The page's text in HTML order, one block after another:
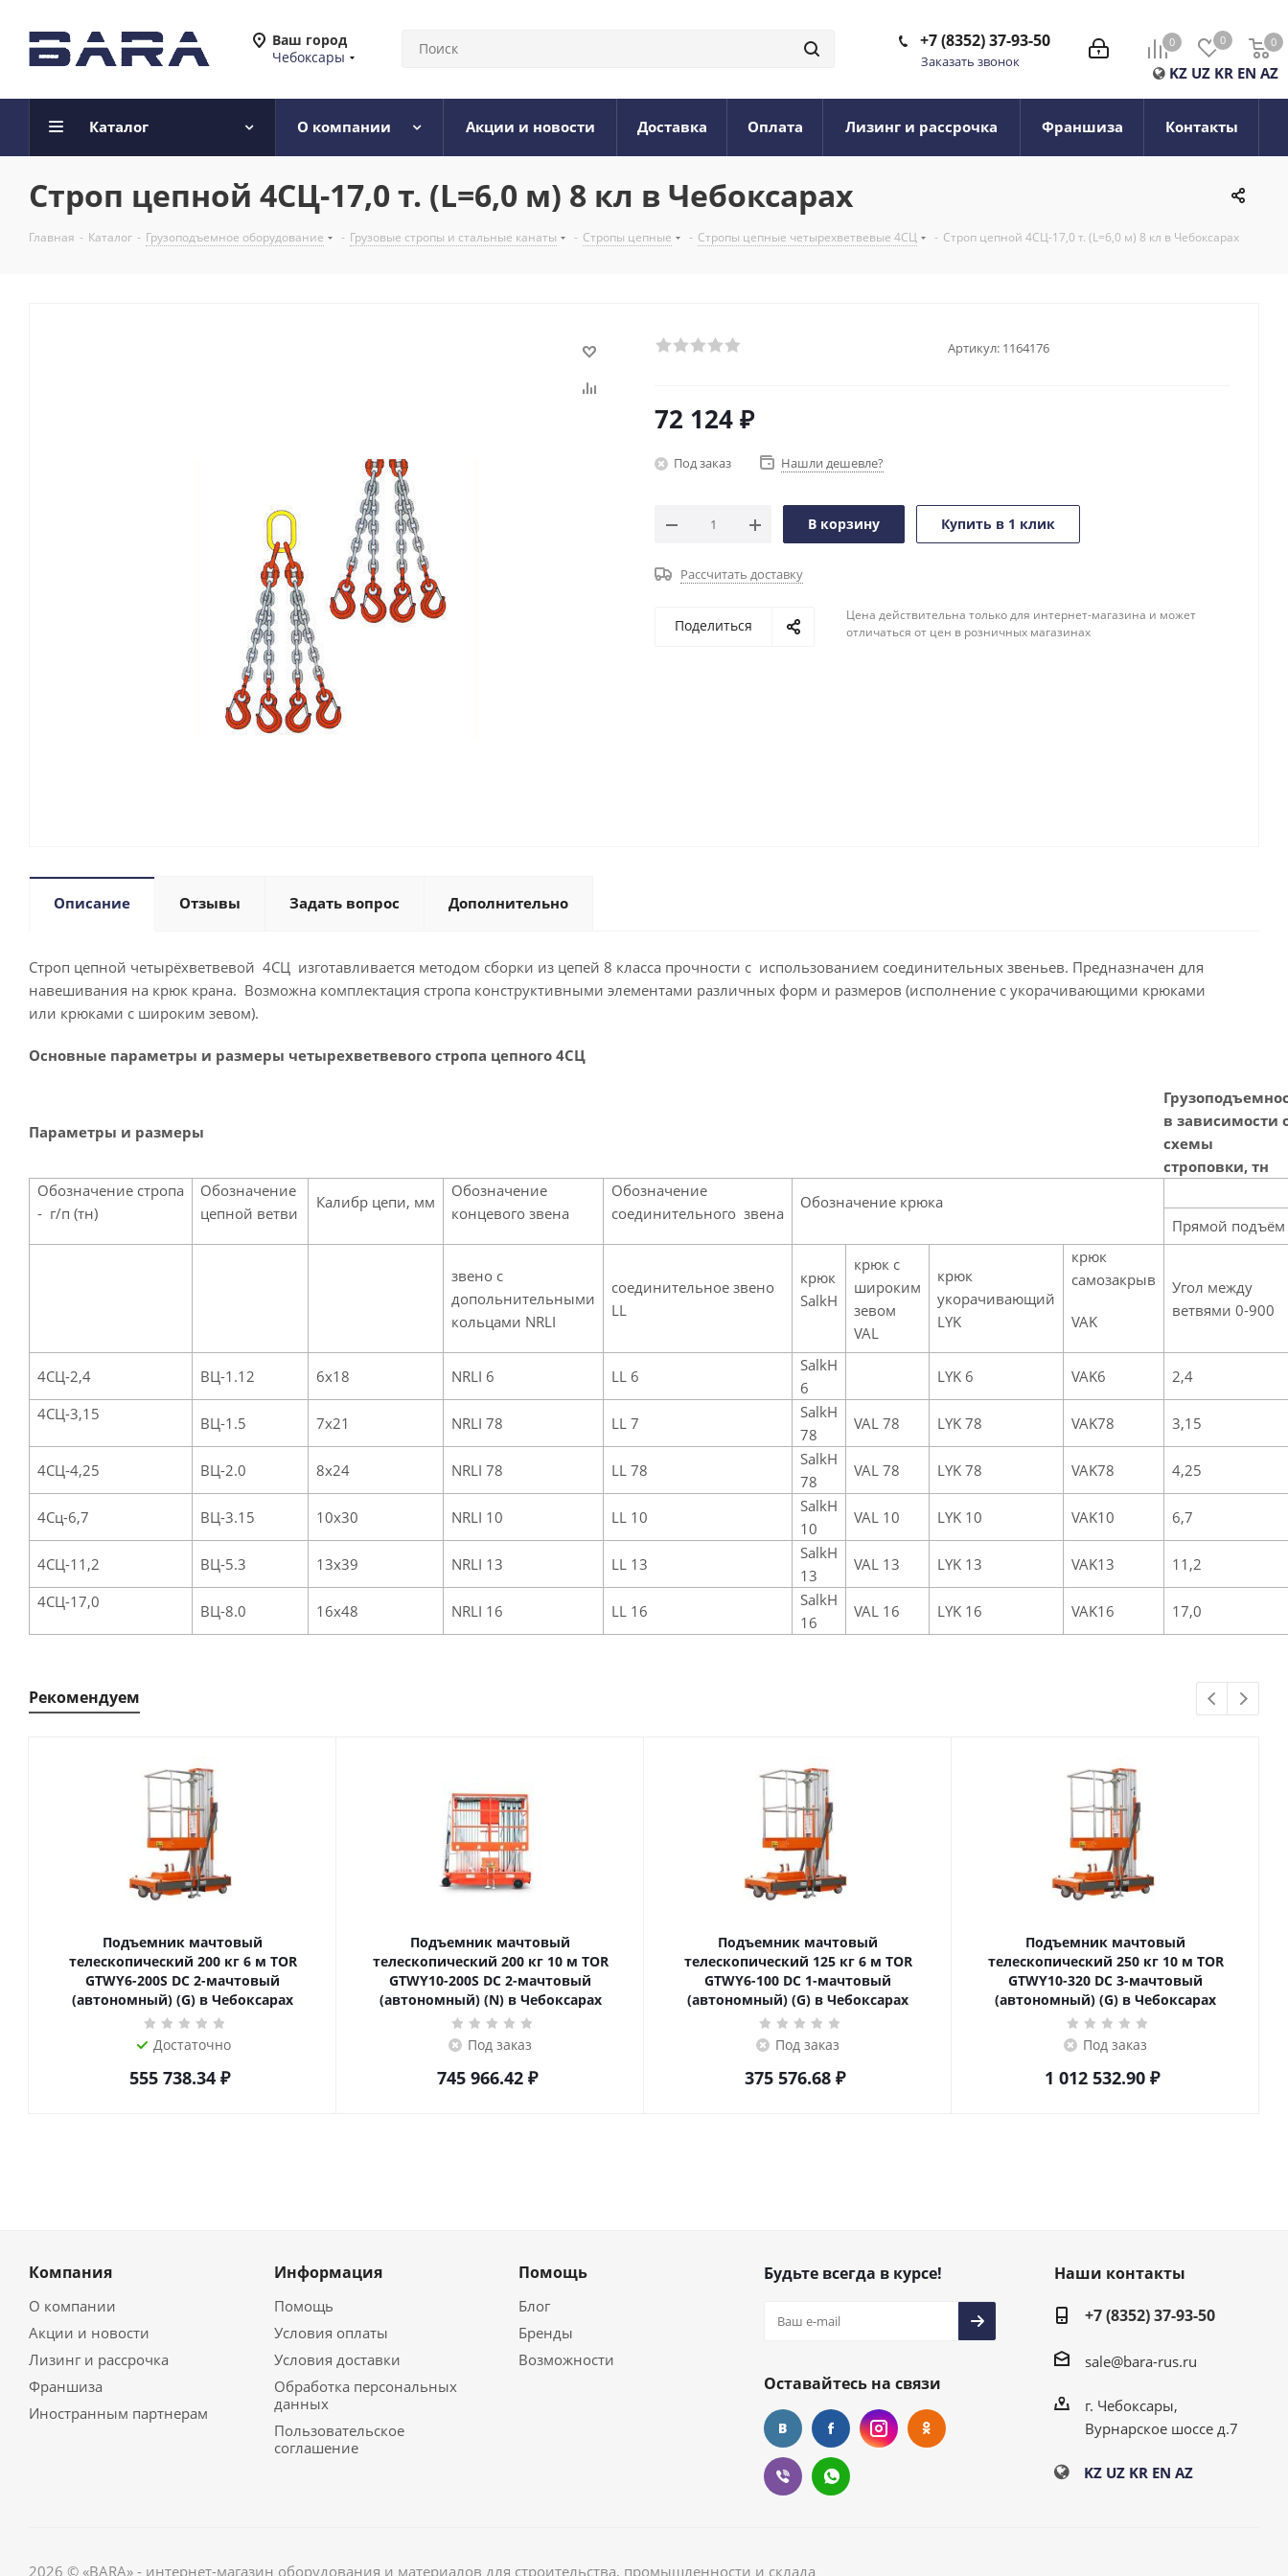
Ваш город
Чебоксары
0 0 0
0
KZ UZ KR EN AZ
+7 (8352) 37-93-50
Заказать звонок
Каталог О компании Акции и новости Доставка Оплата Лизинг и рассрочка Франшиза Контакты
Строп цепной 4СЦ-17,0 т. (L=6,0 м) 8 кл в Чебоксарах
Главная - Каталог - Грузоподъемное оборудование - Грузовые стропы и стальные канаты - Стропы цепные - Стропы цепные четырехветвевые 4СЦ - Строп цепной 4СЦ-17,0 т. (L=6,0 м) 8 кл в Чебоксарах
Артикул: 1164176
72 124₽
Под заказ Нашли дешевле?
В корзину Купить в 1 клик
Рассчитать доставку
Поделиться
Цена действительна только для интернет-магазина и может
отличаться от цен в розничных магазинах
Описание Отзывы Задать вопрос Дополнительно
Строп цепной четырёхветвевой 4СЦ изготавливается методом сборки из цепей 8 класса прочности с использованием соединительных звеньев. Предназначен для
навешивания на крюк крана. Возможна комплектация стропа конструктивными элементами различных форм и размеров (исполнение с укорачивающими крюками
или крюками с широким зевом).
Основные параметры и размеры четырехветвевого стропа цепного 4СЦ
Параметры и размеры
в зависимости
схемы
строповки, тн
Обозначение стропа
- г/п (тн)
Обозначение
цепной ветви
Калибр цепи, мм
Обозначение
концевого звена
Обозначение
соединительного звена
Обозначение крюка
Прямой подъём
звено с
допольнительными
кольцами NRLI
соединительное звено
LL
крюк
SalkH
крюк с
широким
зевом
VAL
крюк
укорачивающий
LYK
крюк
самозакрыв
VAK
Угол между
ветвями 0-900
4СЦ-2,4 ВЦ-1.12 6х18 NRLI 6 LL 6
SalkH
6
LYK 6 VAK6
2,4
4СЦ-3,15
ВЦ-1.5 7х21 NRLI 78 LL 7
SalkH
78
VAL 78 LYK 78 VAK78 3,15
4СЦ-4,25 ВЦ-2.0 8х24 NRLI 78 LL 78
SalkH
78
VAL 78 LYK 78 VAK78 4,25
4Сц-6,7 ВЦ-3.15 10х30 NRLI 10 LL 10
SalkH
10
VAL 10 LYK 10 VAK10 6,7
4СЦ-11,2 ВЦ-5.3 13х39 NRLI 13 LL 13
SalkH
13
VAL 13 LYK 13 VAK13
11,2
4СЦ-17,0
ВЦ-8.0 16х48 NRLI 16 LL 16
SalkH
16
VAL 16 LYK 16 VAK16 17,0
Рекомендуем
Подъемник мачтовый
телескопический 200 кг 6 м TOR
GTWY6-200S DC 2-мачтовый
(автономный) (G) в Чебоксарах
Достаточно
555 738.34₽
Подъемник мачтовый
телескопический 200 кг 10 м TOR
GTWY10-200S DC 2-мачтовый
(автономный) (N) в Чебоксарах
Под заказ
745 966.42₽
Подъемник мачтовый
телескопический 125 кг 6 м TOR
GTWY6-100 DC 1-мачтовый
(автономный) (G) в Чебоксарах
Под заказ
375 576.68₽
Подъемник мачтовый
телескопический 250 кг 10 м TOR
GTWY10-320 DC 3-мачтовый
(автономный) (G) в Чебоксарах
Под заказ
1 012 532.90 ₽
Компания
О компании
Акции и новости
Лизинг и рассрочка
Франшиза
Иностранным партнерам
Информация
Помощь
Условия оплаты
Условия доставки
Обработка персональных
данных
Пользовательское
соглашение
Помощь
Блог
Бренды
Возможности
Будьте всегда в курсе!
Оставайтесь на связи
Наши контакты
+7 (8352) 37-93-50
sale@bara-rus.ru
г. Чебоксары,
Вурнарское шоссе д.7
KZ UZ KR EN AZ
2026 © «BARA» - интернет-магазин оборудования и материалов для строительства, промышленности и склада